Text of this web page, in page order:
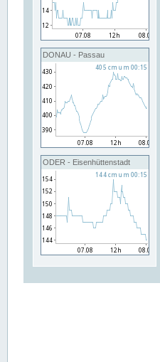
DONAU - Passau
ODER - Eisenhüttenstadt